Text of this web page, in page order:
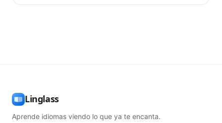
Linglass
Aprende idiomas viendo lo que ya te encanta.